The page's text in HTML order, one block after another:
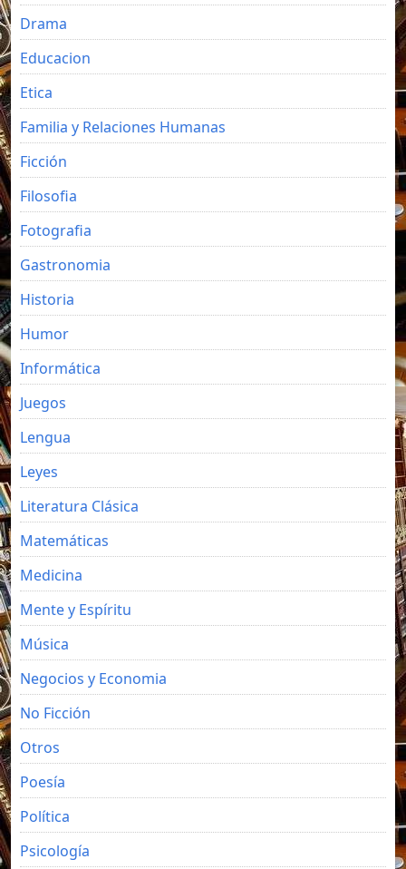
Drama
Educacion
Etica
Familia y Relaciones Humanas
Ficción
Filosofia
Fotografia
Gastronomia
Historia
Humor
Informática
Juegos
Lengua
Leyes
Literatura Clásica
Matemáticas
Medicina
Mente y Espíritu
Música
Negocios y Economia
No Ficción
Otros
Poesía
Política
Psicología